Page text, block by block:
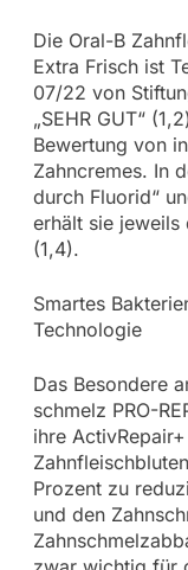
Die Oral-B
Extra Frisch ist
07/22 von
„SEHR GUT“
Bewertung von
Zahncremes. In
durch Fluorid“
erhält sie jeweils
(1,4).
Smartes
Technologie
Das Besondere
schmelz PRO-
ihre
Prozent zu
und den